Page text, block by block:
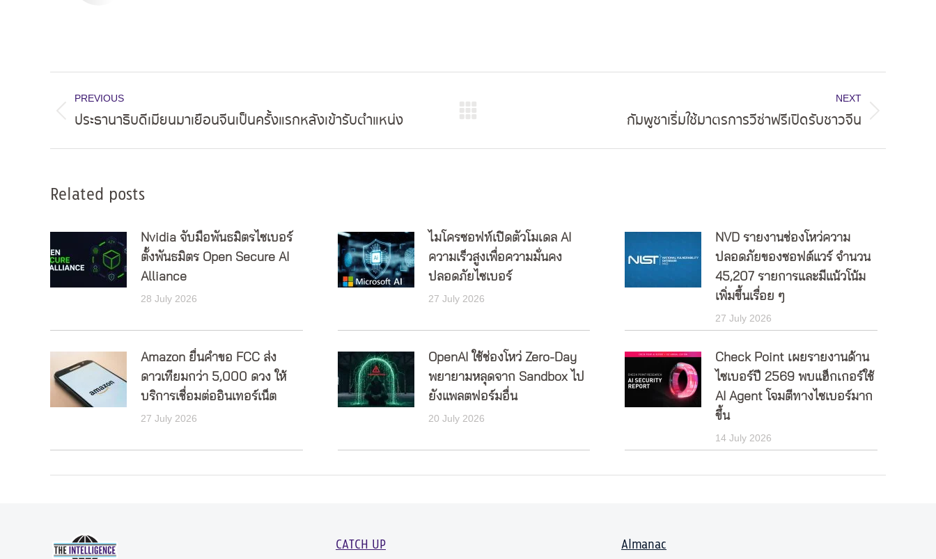
navigation
PREVIOUS
Previous
ประธานาธิบดีเมียนมาเยือนจีนเป็นครั้งแรกหลังเข้ารับตำแหน่ง
NEXT
กัมพูชาเริ่มใช้มาตรการวีซ่าฟรีเปิดรับชาวจีน
Related posts
Nvidia จับมือพันธมิตรไซเบอร์
ตั้งพันธมิตร Open Secure AI
Alliance
28 July 2026
ไมโครซอฟท์เปิดตัวโมเดล AI
ความเร็วสูงเพื่อความมั่นคง
ปลอดภัยไซเบอร์
27 July 2026
NVD รายงานช่องโหว่ความ
ปลอดภัยของซอฟต์แวร์ จำนวน
45,207 รายการและมีแน้วโน้ม
เพิ่มขึ้นเรื่อย ๆ
27 July 2026
Amazon ยื่นคำขอ FCC ส่ง
ดาวเทียมกว่า 5,000 ดวง ให้
บริการเชื่อมต่ออินเทอร์เน็ต
27 July 2026
OpenAI ใช้ช่องโหว่ Zero-Day
พยายามหลุดจาก Sandbox ไป
ยังแพลตฟอร์มอื่น
20 July 2026
Check Point เผยรายงานด้าน
ไซเบอร์ปี 2569 พบแฮ็กเกอร์ใช้
AI Agent โจมตีทางไซเบอร์มาก
ขึ้น
14 July 2026
CATCH UP Almanac